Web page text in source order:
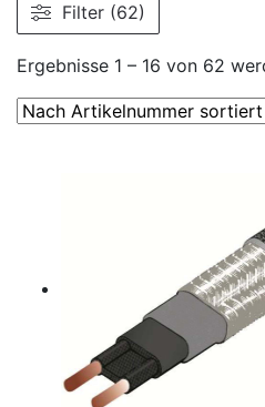
Filter (62)
Ergebnisse 1 – 16 von 62